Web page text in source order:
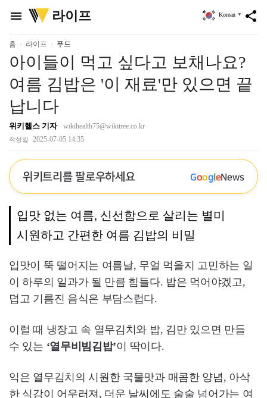
menu
위
키
리
라이프 share
Korean ▼
홈 라이프 푸드
아이들이 먹고 싶다고 보채나요?
여름 김밥은 '이 재료'만 있으면 끝
납니다
위키헬스 기자 wikihealth75@wikitree.co.kr
작성일 2025-07-05 14:35
위키트리를 팔로우하세요 GoogleNews
입맛 없는 여름, 신선함으로 살리는 별미
시원하고 간편한 여름 김밥의 비밀
입맛이 뚝 떨어지는 여름날, 무얼 먹을지 고민하는 일
이 하루의 일과가 될 만큼 힘들다. 밥은 먹어야겠고,
덥고 기름진 음식은 부담스럽다.
이럴 때 냉장고 속 열무김치와 밥, 김만 있으면 만들
수 있는 ‘열무비빔김밥’이 딱이다.
익은 열무김치의 시원한 국물맛과 매콤한 양념, 아삭
한 식감이 어우러져, 더운 날씨에도 술술 넘어가는 여